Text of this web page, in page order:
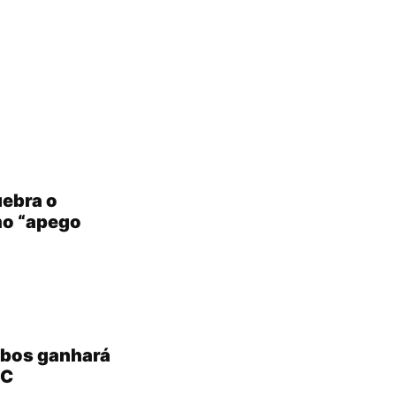
o
“apego
ganhará